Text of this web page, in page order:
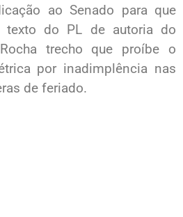
ao Senado para que
texto do PL de autoria do
trecho que proíbe o
por inadimplência nas
de feriado.